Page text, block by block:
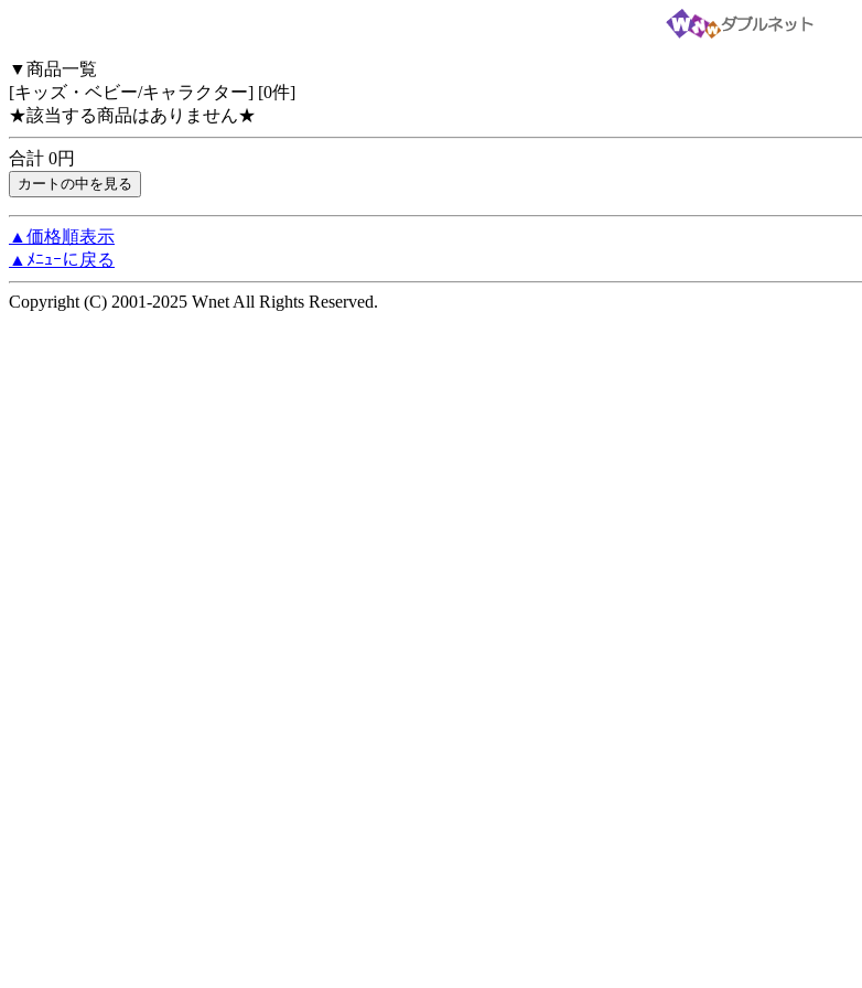
▼商品一覧
[キッズ・ベビー/キャラクター] [0件]
★該当する商品はありません★
合計 0円
▲価格順表示
▲ﾒﾆｭｰに戻る
Copyright (C) 2001-2025 Wnet All Rights Reserved.